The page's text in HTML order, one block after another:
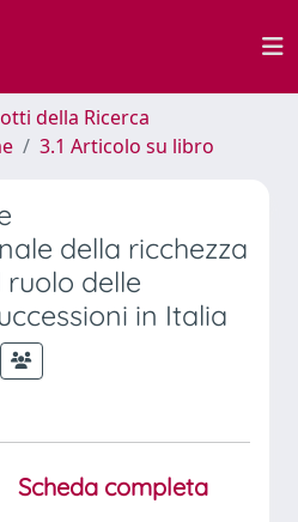
della Ricerca
3.1 Articolo su libro
della ricchezza
delle
in Italia
Scheda completa